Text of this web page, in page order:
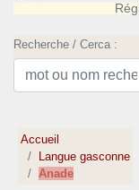
Recherche / Cerca :
Accueil
Langue gasconne
Anade